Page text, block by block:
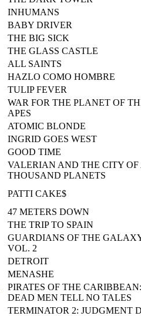
INHUMANS
BABY DRIVER
THE BIG SICK
THE GLASS CASTLE
ALL SAINTS
HAZLO COMO HOMBRE
TULIP FEVER
WAR FOR THE PLANET OF
APES
ATOMIC BLONDE
INGRID GOES WEST
GOOD TIME
VALERIAN AND THE CITY OF
THOUSAND PLANETS
PATTI CAKE$
47 METERS DOWN
THE TRIP TO SPAIN
GUARDIANS OF THE
VOL. 2
DETROIT
MENASHE
PIRATES OF THE CARIBBEAN:
DEAD MEN TELL NO TALES
TERMINATOR 2: JUDGMENT